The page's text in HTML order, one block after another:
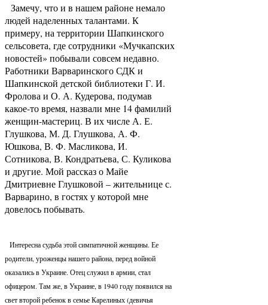
Замечу, что и в нашем районе немало
людей наделенных талантами. К
примеру, на территории Шапкинского
сельсовета, где сотрудники «Мучкапских
новостей» побывали совсем недавно.
Работники Варваринского СДК и
Шапкинской детской библиотеки Г. И.
Фролова и О. А. Кудерова, подумав
какое-то время, назвали мне 14 фамилий
женщин-мастериц. В их числе А. Е.
Глушкова, М. Д. Глушкова, А. Ф.
Юшкова, В. Ф. Масликова, И.
Сотникова, В. Кондратьева, С. Куликова
и другие. Мой рассказ о Майе
Дмитриевне Глушковой – жительнице с.
Варварино, в гостях у которой мне
довелось побывать.
Интересна судьба этой симпатичной женщины. Ее
родители, уроженцы нашего района, перед войной
оказались в Украине. Отец служил в армии, стал
офицером. Там же, в Украине, в 1940 году появился на
свет второй ребенок в семье Карелиных (девичья